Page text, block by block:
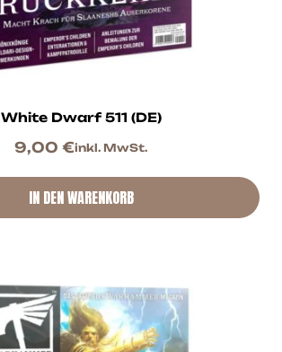
White Dwarf 511 (DE)
9,00 €inkl. MwSt.
IN DEN WARENKORB